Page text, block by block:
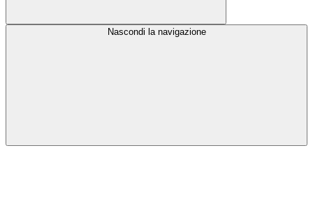
Nascondi la navigazione